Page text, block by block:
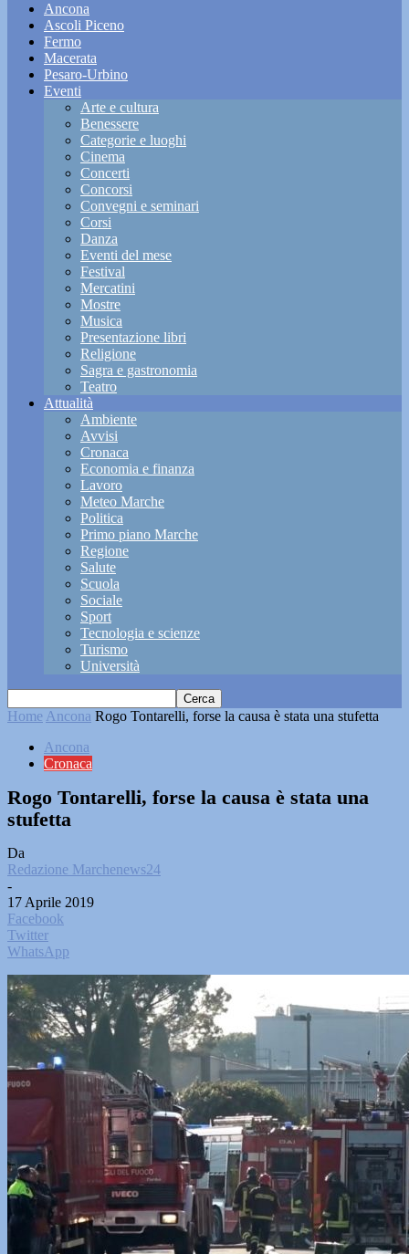
Ancona
Ascoli Piceno
Fermo
Macerata
Pesaro-Urbino
Eventi
Arte e cultura
Benessere
Categorie e luoghi
Cinema
Concerti
Concorsi
Convegni e seminari
Corsi
Danza
Eventi del mese
Festival
Mercatini
Mostre
Musica
Presentazione libri
Religione
Sagra e gastronomia
Teatro
Attualità
Ambiente
Avvisi
Cronaca
Economia e finanza
Lavoro
Meteo Marche
Politica
Primo piano Marche
Regione
Salute
Scuola
Sociale
Sport
Tecnologia e scienze
Turismo
Università
Home Ancona Rogo Tontarelli, forse la causa è stata una stufetta
Ancona
Cronaca
Rogo Tontarelli, forse la causa è stata una
stufetta
Da
Redazione Marchenews24
-
17 Aprile 2019
Facebook
Twitter
WhatsApp